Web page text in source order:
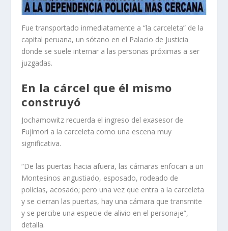
Fue transportado inmediatamente a “la carceleta” de la
capital peruana, un sótano en el Palacio de Justicia
donde se suele internar a las personas próximas a ser
juzgadas.
En la cárcel que él mismo
construyó
Jochamowitz recuerda el ingreso del exasesor de
Fujimori a la carceleta como una escena muy
significativa.
“De las puertas hacia afuera, las cámaras enfocan a un
Montesinos angustiado, esposado, rodeado de
policías, acosado; pero una vez que entra a la carceleta
y se cierran las puertas, hay una cámara que transmite
y se percibe una especie de alivio en el personaje”,
detalla.